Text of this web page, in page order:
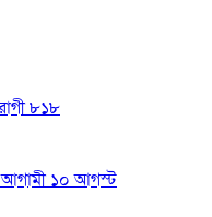
৮১৮
আগামী ১০ আগস্ট